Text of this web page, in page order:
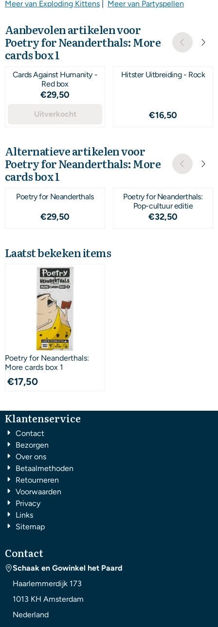
Meer van Exploding Kittens | Meer van Partyspellen
Aanbevolen artikelen voor
Poetry for Neanderthals: More
cards box 1
Cards Against Humanity -
Red box
Prijs: 29,50
€29,50
Uitverkocht
Hitster Uitbreiding - Rock
Prijs: 16,50
€16,50
Alternatieve artikelen voor
Poetry for Neanderthals: More
cards box 1
Poetry for Neanderthals
Prijs: 29,50
€29,50
Poetry for Neanderthals:
Pop-cultuur editie
Prijs: 32,50
€32,50
Laatst bekeken items
Poetry for Neanderthals:
More cards box 1
€17,50
Klantenservice
Contact
Bezorgen
Over ons
Betaalmethoden
Retourneren
Voorwaarden
Privacy
Links
Sitemap
Contact
Schaak en Gowinkel het Paard
Haarlemmerdijk 173
1013 KH Amsterdam
Nederland